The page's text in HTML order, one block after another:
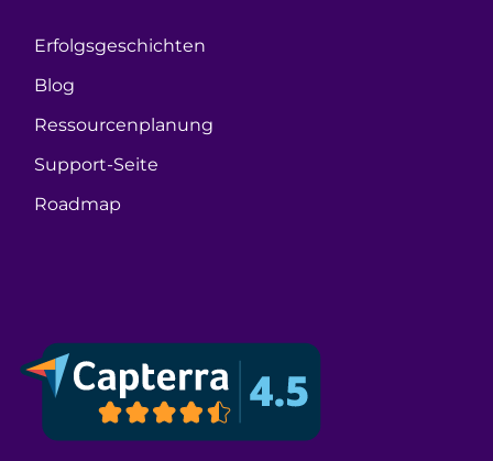
Erfolgsgeschichten
Blog
Ressourcenplanung
Support-Seite
Roadmap